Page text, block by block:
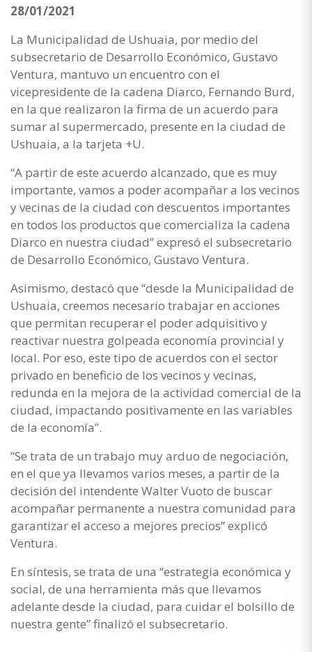
28/01/2021
La Municipalidad de Ushuaia, por medio del
subsecretario de Desarrollo Económico, Gustavo
Ventura, mantuvo un encuentro con el
vicepresidente de la cadena Diarco, Fernando Burd,
en la que realizaron la firma de un acuerdo para
sumar al supermercado, presente en la ciudad de
Ushuaia, a la tarjeta +U.
“A partir de este acuerdo alcanzado, que es muy
importante, vamos a poder acompañar a los vecinos
y vecinas de la ciudad con descuentos importantes
en todos los productos que comercializa la cadena
Diarco en nuestra ciudad” expresó el subsecretario
de Desarrollo Económico, Gustavo Ventura.
Asimismo, destacó que “desde la Municipalidad de
Ushuaia, creemos necesario trabajar en acciones
que permitan recuperar el poder adquisitivo y
reactivar nuestra golpeada economía provincial y
local. Por eso, este tipo de acuerdos con el sector
privado en beneficio de los vecinos y vecinas,
redunda en la mejora de la actividad comercial de la
ciudad, impactando positivamente en las variables
de la economía”.
“Se trata de un trabajo muy arduo de negociación,
en el que ya llevamos varios meses, a partir de la
decisión del intendente Walter Vuoto de buscar
acompañar permanente a nuestra comunidad para
garantizar el acceso a mejores precios” explicó
Ventura.
En síntesis, se trata de una “estrategia económica y
social, de una herramienta más que llevamos
adelante desde la ciudad, para cuidar el bolsillo de
nuestra gente” finalizó el subsecretario.